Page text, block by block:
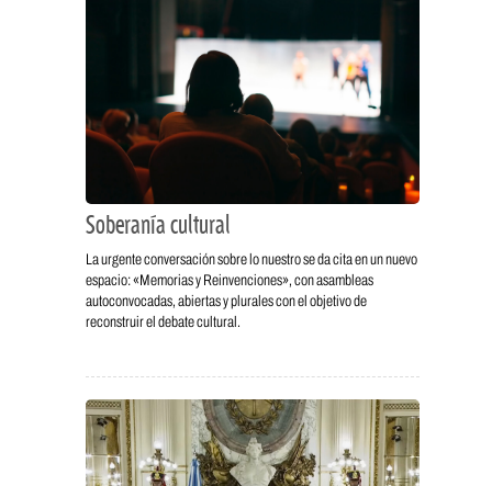
Soberanía cultural
La urgente conversación sobre lo nuestro se da cita en un nuevo
espacio: «Memorias y Reinvenciones», con asambleas
autoconvocadas, abiertas y plurales con el objetivo de
reconstruir el debate cultural.